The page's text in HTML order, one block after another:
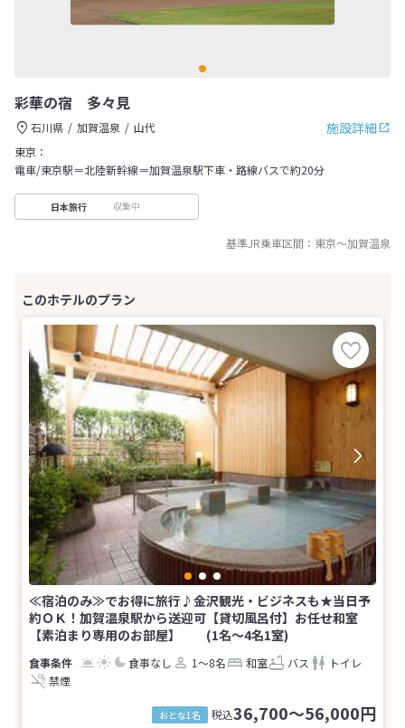
彩華の宿 多々見
施設詳細
石川県 加賀温泉
山代
東京：
電車/東京駅＝北陸新幹線＝加賀温泉駅下車・路線バスで約20分
日本旅行 収集中
基準JR乗車区間： 東京～加賀温泉
≪宿泊のみ≫でお得に旅行♪金沢観光・ビジネスも★当日予
約ＯＫ！加賀温泉駅から送迎可【貸切風呂付】お任せ和室
【素泊まり専用のお部屋】 (1名～4名1室)
食事なし 1～8名 和室 バス
トイレ
禁煙
おとな1名 税込36,700～56,000円